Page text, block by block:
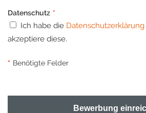
Datenschutz *
Ich habe die Datenschutzerklärung
akzeptiere diese.
* Benötigte Felder
Bewerbung